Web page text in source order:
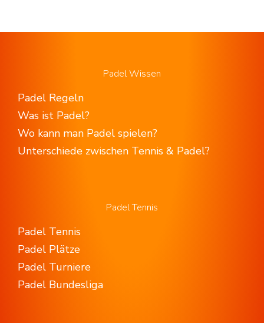
Padel Wissen
Padel Regeln
Was ist Padel?
Wo kann man Padel spielen?
Unterschiede zwischen Tennis & Padel?
Padel Tennis
Padel Tennis
Padel Plätze
Padel Turniere
Padel Bundesliga